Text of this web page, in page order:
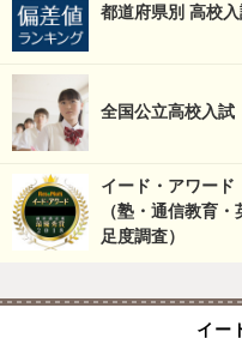
都道府県別 高校
全国公立高校入試
イード・アワード
（塾・通信教育
足度調査）
イー